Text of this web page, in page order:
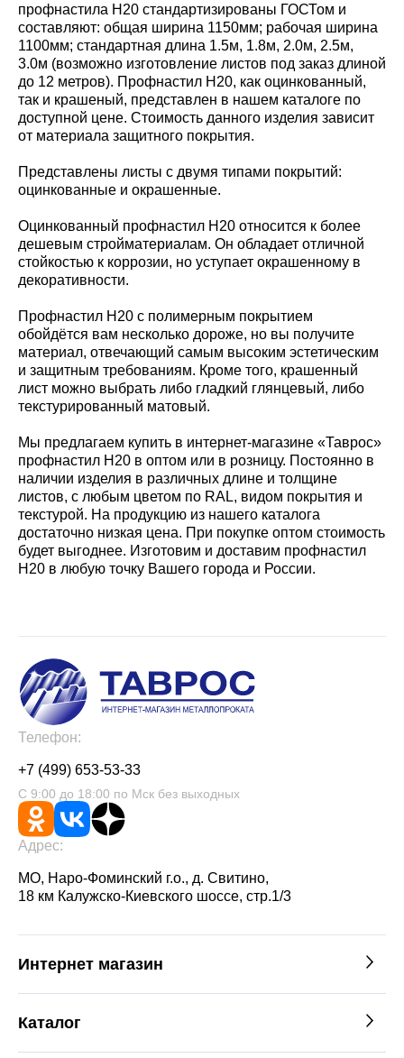
профнастила Н20 стандартизированы ГОСТом и
составляют: общая ширина 1150мм; рабочая ширина
1100мм; стандартная длина 1.5м, 1.8м, 2.0м, 2.5м,
3.0м (возможно изготовление листов под заказ длиной
до 12 метров). Профнастил Н20, как оцинкованный,
так и крашеный, представлен в нашем каталоге по
доступной цене. Стоимость данного изделия зависит
от материала защитного покрытия.
Представлены листы с двумя типами покрытий:
оцинкованные и окрашенные.
Оцинкованный профнастил Н20 относится к более
дешевым стройматериалам. Он обладает отличной
стойкостью к коррозии, но уступает окрашенному в
декоративности.
Профнастил Н20 с полимерным покрытием
обойдётся вам несколько дороже, но вы получите
материал, отвечающий самым высоким эстетическим
и защитным требованиям. Кроме того, крашенный
лист можно выбрать либо гладкий глянцевый, либо
текстурированный матовый.
Мы предлагаем купить в интернет-магазине «Таврос»
профнастил Н20 в оптом или в розницу. Постоянно в
наличии изделия в различных длине и толщине
листов, с любым цветом по RAL, видом покрытия и
текстурой. На продукцию из нашего каталога
достаточно низкая цена. При покупке оптом стоимость
будет выгоднее. Изготовим и доставим профнастил
Н20 в любую точку Вашего города и России.
Телефон:
+7 (499) 653-53-33
С 9:00 до 18:00 по Мск без выходных
Адрес:
МО, Наро-Фоминский г.о., д. Свитино,
18 км Калужско-Киевского шоссе, стр.1/3
Интернет магазин
Каталог